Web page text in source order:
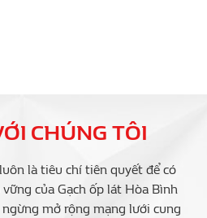
CHÚNG TÔI
là tiêu chí tiên quyết để có
của Gạch ốp lát Hòa Bình
mở rộng mạng lưới cung